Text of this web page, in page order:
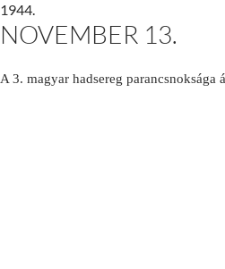
1944.
NOVEMBER 13.
A 3. magyar hadsereg